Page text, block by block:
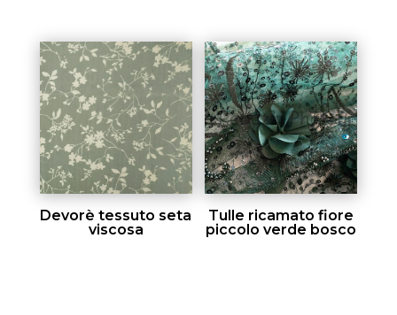
Devorè tessuto seta
viscosa
Tulle ricamato fiore
piccolo verde bosco